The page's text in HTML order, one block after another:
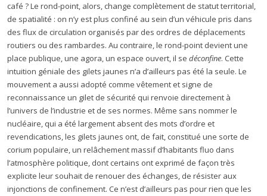
café ? Le rond-point, alors, change complètement de statut territorial,
de spatialité : on n’y est plus confiné au sein d’un véhicule pris dans
des flux de circulation organisés par des ordres de déplacements
routiers ou des rambardes. Au contraire, le rond-point devient une
place publique, une agora, un espace ouvert, il se déconfine. Cette
intuition géniale des gilets jaunes n’a d’ailleurs pas été la seule. Le
mouvement a aussi adopté comme vêtement et signe de
reconnaissance un gilet de sécurité qui renvoie directement à
l’univers de l’industrie et de ses normes. Même sans nommer le
nucléaire, qui a été largement absent des mots d’ordre et
revendications, les gilets jaunes ont, de fait, constitué une sorte de
corium populaire, un relâchement massif d’habitants fluo dans
l’atmosphère politique, dont certains ont exprimé de façon très
explicite leur souhait de renouer des échanges, de résister aux
injonctions de confinement. Ce n’est d’ailleurs pas pour rien que les